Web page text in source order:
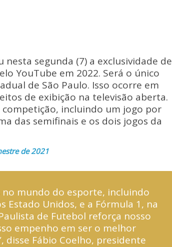
nesta segunda (7) a exclusividade de
YouTube em 2022. Será o único
de São Paulo. Isso ocorre em
de exibição na televisão aberta.
competição, incluindo um jogo por
das semifinais e os dois jogos da
de 2021
mundo do esporte, incluindo
Estado Unidos, e a Fórmula 1, na
de Futebol reforça nosso
empenho em ser o melhor
disse Fábio Coelho, presidente